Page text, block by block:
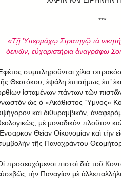
***
«Τῇ Ὑπερμάχῳ Στρατηγῷ τὰ
δεινῶν, εὐχαριστήρια ἀναγράφω
συμπληροῦνται χίλια
Θεοτόκου, ἐψάλη ἐπισήμως ἐπ’
ἱσταμένων πάντων τῶν
ὡς ὁ «Ἀκάθιστος Ὕμνος»
καὶ διθυραμβικόν,
μὲ μοναδικὸν πλοῦτον
Θείαν Οἰκονομίαν καὶ τὴν
τῆς Παναχράντου
προσευχόμενοι πιστοὶ διὰ τοῦ
τὴν Παναγίαν μὲ